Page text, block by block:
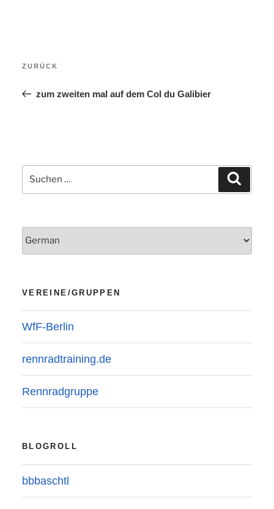
Vorheriger
ZURÜCK
zum zweiten mal auf dem Col du Galibier
Suchen
nach:
VEREINE/GRUPPEN
WfF-Berlin
rennradtraining.de
Rennradgruppe
BLOGROLL
bbbaschtl